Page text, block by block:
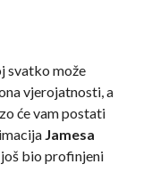
svatko može
vjerojatnosti, a
će vam postati
Jamesa
bio profinjeni